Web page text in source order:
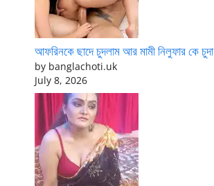
আফরিনকে ছাদে চুদলাম আর মামী নিলুফার কে চুদা
by banglachoti.uk
July 8, 2026